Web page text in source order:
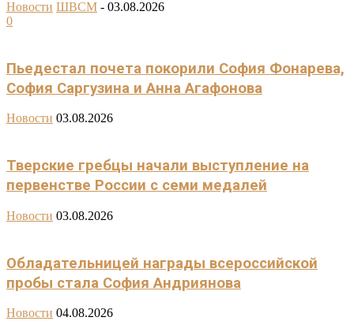
Новости ШВСМ - 03.08.2026
0
Пьедестал почета покорили София Фонарева,
София Саргузина и Анна Агафонова
Новости 03.08.2026
Тверские гребцы начали выступление на
первенстве России с семи медалей
Новости 03.08.2026
Обладательницей награды всероссийской
пробы стала София Андриянова
Новости 04.08.2026